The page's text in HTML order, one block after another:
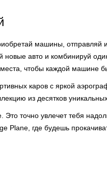
машины, отправляй
новые авто и комбинируй
чтобы каждой машине
каров с яркой
из десятков
точно увлечет тебя
Plane, где будешь